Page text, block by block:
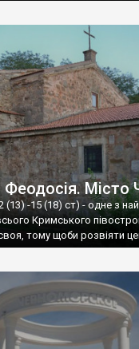
Місто
-15 (18) ст) - одне з
Кримського
тому щоби розвіяти
це